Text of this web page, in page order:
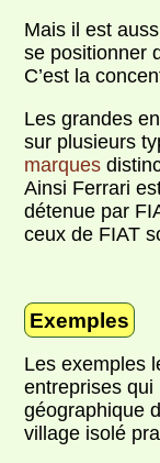
Mais il est
se positionner
C’est la
Les grandes
sur plusieurs
marques
Ainsi Ferrari
détenue par
ceux de FIAT
Exemples
Les exemples
entreprises
géographique
village isolé